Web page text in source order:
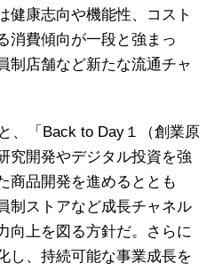
健康志向や機能性、コスト
消費傾向が一段と強まっ
制店舗など新たな流通チャ
、「Back to Day１（創業原
究開発やデジタル投資を強
商品開発を進めるととも
制ストアなど成長チャネル
向上を図る方針だ。さらに
し、持続可能な事業成長を